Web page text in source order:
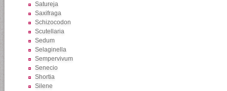
Satureja
Saxifraga
Schizocodon
Scutellaria
Sedum
Selaginella
Sempervivum
Senecio
Shortia
Silene